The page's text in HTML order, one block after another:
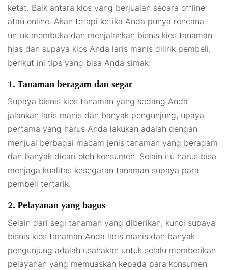
ketat. Baik antara kios yang berjualan secara offline
atau online. Akan tetapi ketika Anda punya rencana
untuk membuka dan menjalankan bisnis kios tanaman
hias dan supaya kios Anda laris manis dilirik pembeli,
berikut ini tips yang bisa Anda simak:
1. Tanaman beragam dan segar
Supaya bisnis kios tanaman yang sedang Anda
jalankan laris manis dan banyak pengunjung, upaya
pertama yang harus Anda lakukan adalah dengan
menjual berbagai macam jenis tanaman yang beragam
dan banyak dicari oleh konsumen. Selain itu harus bisa
menjaga kualitas kesegaran tanaman supaya para
pembeli tertarik.
2. Pelayanan yang bagus
Selain dari segi tanaman yang diberikan, kunci supaya
bisnis kios tanaman Anda laris manis dan banyak
pengunjung adalah usahakan untuk selalu memberikan
pelayanan yang memuaskan kepada para konsumen